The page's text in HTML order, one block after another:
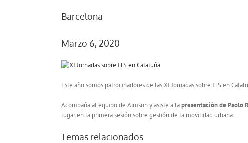
Barcelona
Marzo 6, 2020
Este año somos patrocinadores de las XI Jornadas sobre ITS en
Acompaña al equipo de Aimsun y asiste a lapresentación de Paolo
lugar en la primera sesión sobre gestión de la movilidad urbana.
Temas relacionados